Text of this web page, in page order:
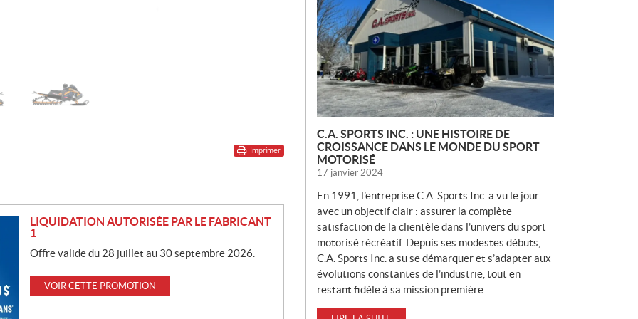
Imprimer
LIQUIDATION AUTORISÉE PAR LE FABRICANT
1
Offre valide du 28 juillet au 30 septembre 2026.
VOIR CETTE PROMOTION
V
E
L
L
E
S
C.A. SPORTS INC. : UNE HISTOIRE DE
CROISSANCE DANS LE MONDE DU SPORT
MOTORISÉ
17 janvier 2024
En 1991, l’entreprise C.A. Sports Inc. a vu le jour
avec un objectif clair : assurer la complète
satisfaction de la clientèle dans l’univers du sport
motorisé récréatif. Depuis ses modestes débuts,
C.A. Sports Inc. a su se démarquer et s’adapter aux
évolutions constantes de l’industrie, tout en
restant fidèle à sa mission première.